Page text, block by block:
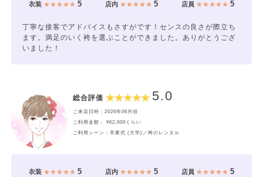
衣装★★★★★ 5 店内★★★★★ 5 店員 ★★★★★5
丁寧な接客でアドバイスもさすがです！センスの良さが際立ち
ます。満足のいく袴を選ぶことができました。ありがとうござ
いました！
総合評価 5.0
ご来店日時：2026年06月頃
ご利用金額： ¥62,000くらい
ご利用シーン：卒業式 (大学)／袴のレンタル
衣装★★★★★ 5 店内★★★★★ 5 店員 ★★★★★5